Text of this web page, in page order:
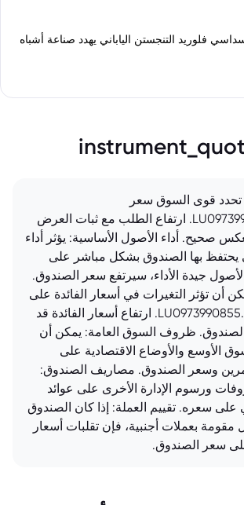
فلوريد التنجستن الياباني يهدد صناعة أشباه
قوى السوق سعر
LU0973990855.EUFUND. ارتفاع الطلب مع ثبات العرض
صحيح. أداء الأصول الأساسية: يؤثر أداء
يحتفظ بها الصندوق بشكل مباشر على
جيدة الأداء، سيرتفع سعر الصندوق.
أن تؤثر التغيرات في أسعار الفائدة على
جاذبية LU0973990855.EUFUND. ارتفاع أسعار الفائدة قد
ظروف السوق العامة: يمكن أن
الأوسع والأوضاع الاقتصادية على
وسعر الصندوق. مصاريف الصندوق:
ورسوم الإدارة الأخرى على عوائد
على سعره. تقييم العملة: إذا كان الصندوق
بعملات أجنبية، فإن تقلبات أسعار
سعر الصندوق.